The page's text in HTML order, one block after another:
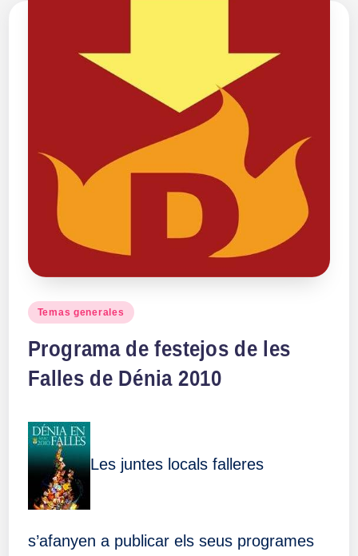
Publicado
Temas generales
Programa de festejos de les
Falles de Dénia 2010
Les juntes locals falleres
s’afanyen a publicar els seus programes